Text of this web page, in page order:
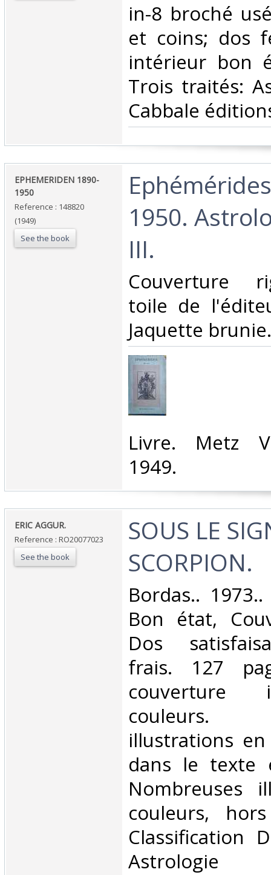
‎in-8 broché
et coins; dos
intérieur bon
Trois traités:
Cabbale
‎EPHEMERIDEN 1890-
1950 ‎
Reference : 148820
(1949)
See the book
1950.
III.‎
‎Couverture
toile de
Jaquette brunie.‎
‎Livre. Metz
1949.‎
‎ERIC AGGUR.‎
Reference : RO20077023
See the book
‎SOUS LE
SCORPION.‎
‎Bordas..
Bon état,
Dos
frais. 127
couverture
couleurs.
illustrations
dans le texte
Nombreuses
couleurs,
Classification
Astrologie‎